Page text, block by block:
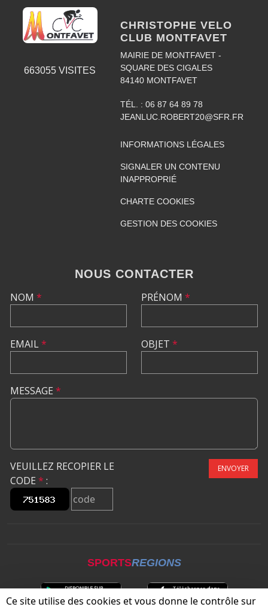
663055 VISITES
CHRISTOPHE VELO
CLUB MONTFAVET
MAIRIE DE MONTFAVET -
SQUARE DES CIGALES
84140 MONTFAVET
TÉL. : 06 87 64 89 78
JEANLUC.ROBERT20@SFR.FR
INFORMATIONS LÉGALES
SIGNALER UN CONTENU
INAPPROPRIÉ
CHARTE COOKIES
GESTION DES COOKIES
NOUS CONTACTER
NOM *
EMAIL*
PRÉNOM *
OBJET *
MESSAGE *
VEUILLEZ RECOPIER LE
CODE * :
ENVOYER
SPORTSREGIONS
Ce site utilise des cookies et vous donne le contrôle sur